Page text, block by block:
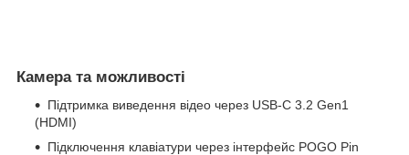
Камера та можливості
Підтримка виведення відео через USB-C 3.2 Gen1
(HDMI)
Підключення клавіатури через інтерфейс POGO Pin